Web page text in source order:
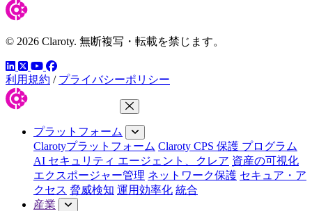
© 2026 Claroty. 無断複写・転載を禁じます。
LinkedIn
ツイッター
YouTube
Facebook
利用規約 / プライバシーポリシー
メニューを閉じる
プラットフォーム
Clarotyプラットフォーム Claroty CPS 保護 プログラム
AI セキュリティ エージェント、クレア 資産の可視化
エクスポージャー管理 ネットワーク保護 セキュア・ア
クセス 脅威検知 運用効率化 統合
産業